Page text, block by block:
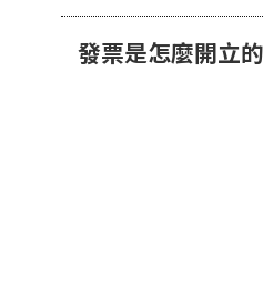
發票是怎麼開立